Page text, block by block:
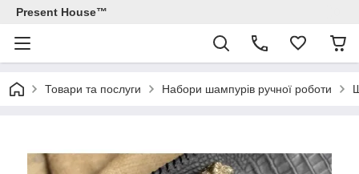
Present House™
Товари та послуги Набори шампурів ручної роботи